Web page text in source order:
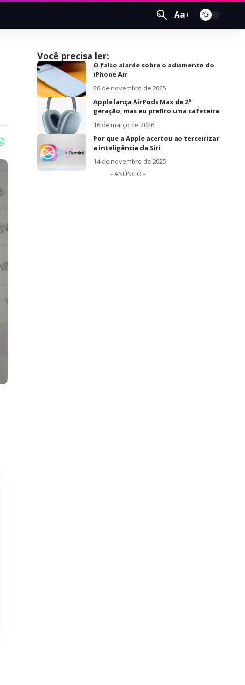
Aa
Você precisa ler:
O falso alarde sobre o adiamento do
iPhone Air
28 de novembro de 2025
Apple lança AirPods Max de 2ª
geração, mas eu prefiro uma cafeteira
16 de março de 2026
Por que a Apple acertou ao terceirizar
a inteligência da Siri
14 de novembro de 2025
- ANÚNCIO -